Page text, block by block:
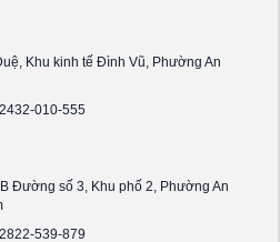
Khu kinh tế Đình Vũ, Phường An
010-555
Đường số 3, Khu phố 2, Phường An
539-879